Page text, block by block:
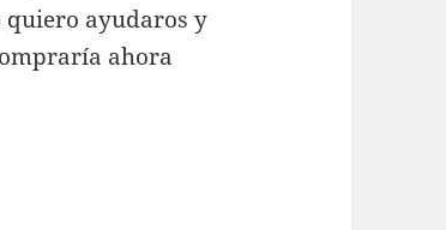
quiero ayudaros y
ahora
HOY?